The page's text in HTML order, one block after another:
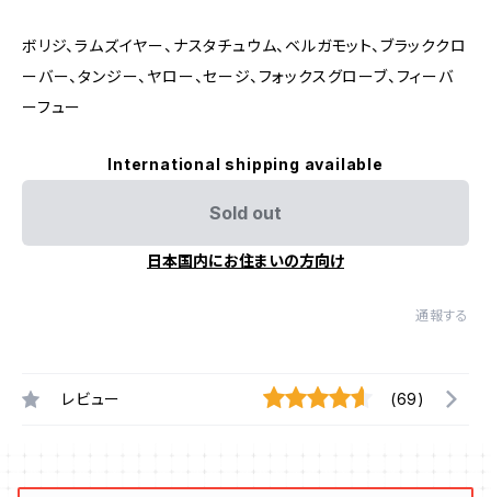
ボリジ、ラムズイヤー、ナスタチュウム、ベルガモット、ブラッククロ
ーバー、タンジー、ヤロー、セージ、フォックスグローブ、フィーバ
ーフュー
International shipping available
Sold out
日本国内にお住まいの方向け
通報する
レビュー (69)